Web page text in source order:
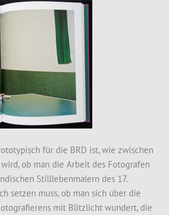
für die BRD ist, wie zwischen
ob man die Arbeit des Fotografen
Stilllebenmalern des 17.
setzen muss, ob man sich über die
mit Blitzlicht wundert, die